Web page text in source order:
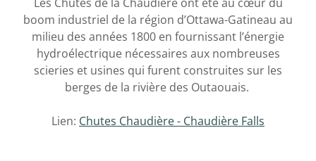
boom industriel de la région d’Ottawa-Gatineau au
milieu des années 1800 en fournissant l’énergie
hydroélectrique nécessaires aux nombreuses
scieries et usines qui furent construites sur les
berges de la rivière des Outaouais.
Lien: Chutes Chaudière - Chaudière Falls